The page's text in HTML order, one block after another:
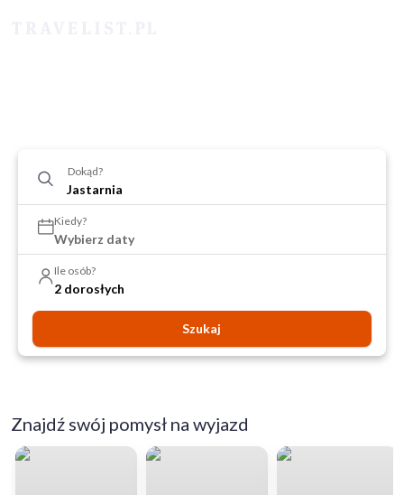
Dokąd?
Kiedy?
Wybierz daty
Ile osób?
2 dorosłych
Szukaj
Znajdź swój pomysł na wyjazd